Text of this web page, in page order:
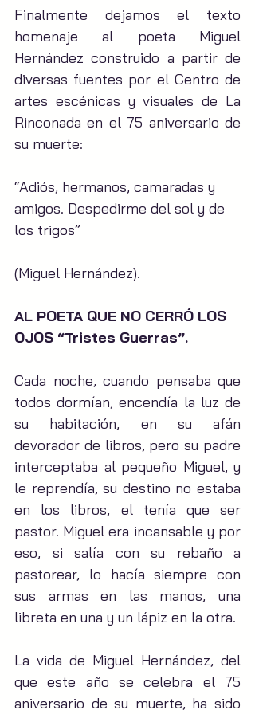
Finalmente dejamos el texto
homenaje al poeta Miguel
Hernández construido a partir de
diversas fuentes por el Centro de
artes escénicas y visuales de La
Rinconada en el 75 aniversario de
su muerte:
“Adiós, hermanos, camaradas y
amigos. Despedirme del sol y de
los trigos”
(Miguel Hernández).
AL POETA QUE NO CERRÓ LOS
OJOS “Tristes Guerras”.
Cada noche, cuando pensaba que
todos dormían, encendía la luz de
su habitación, en su afán
devorador de libros, pero su padre
interceptaba al pequeño Miguel, y
le reprendía, su destino no estaba
en los libros, el tenía que ser
pastor. Miguel era incansable y por
eso, si salía con su rebaño a
pastorear, lo hacía siempre con
sus armas en las manos, una
libreta en una y un lápiz en la otra.
La vida de Miguel Hernández, del
que este año se celebra el 75
aniversario de su muerte, ha sido